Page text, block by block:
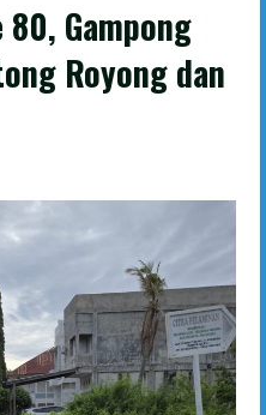
Gampong
Royong dan